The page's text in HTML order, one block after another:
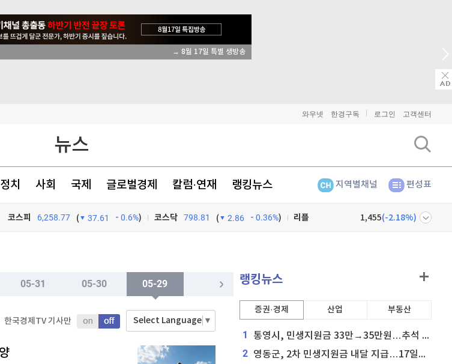
→ 8월 17일 특별 생방송
와우넷 한경구독 로그인 고객센터
뉴스
정치 사회 국제 글로벌경제 칼럼·연재 랭킹뉴스 지역별채널 편성표
코스피 6,258.77 ( 37.61 0.6%) 코스닥 798.81 ( 2.86 0.36%)
이더리움 2,695,000 -0.71%)
리플 ( )
퀀텀
이더리움 클래식 9,225 )
TV홈
경제
기업·CEO
무료방송
추천 상품
오늘의 특징주
이벤트
마켓이슈
05-31 05-30 05-29
Select Language ▼
한국경제TV 기사만
랭킹뉴스
증권·경제 산업 부동산
1 통영시, 민생지원금 33만→35만원…추석 전 푼다
2 영동군, 2차 민생지원금 내달 지급…17일부터 신청 접수